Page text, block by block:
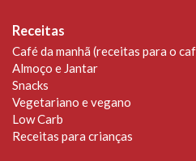
Receitas
Café da manhã (receitas para o
Almoço e Jantar
Snacks
Vegetariano e vegano
Low Carb
Receitas para crianças